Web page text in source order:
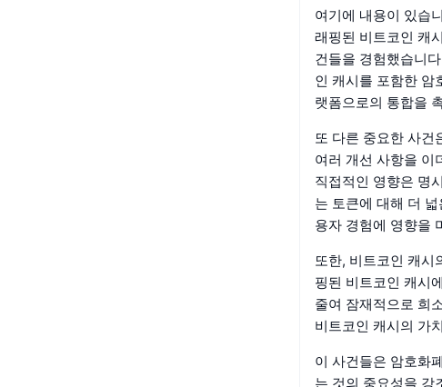
여기에 내용이 있습
래핑된 비트코인 캐
건들을 경험했습니
인 캐시를 포함한 암
랫폼으로의 통합을
또 다른 중요한 사건
여러 개선 사항을 이
직접적인 영향은 명
는 토큰에 대해 더
용자 경험에 영향을
또한, 비트코인 캐시
핑된 비트코인 캐시
줄여 잠재적으로 희
비트코인 캐시의 가
이 사건들은 암호화
는 것의 중요성을 강